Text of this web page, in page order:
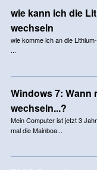
wie kann ich die
wechseln
wie komme ich an die
...
Windows 7: Wann
wechseln...?
Mein Computer ist jetzt 3
mal die Mainboa...